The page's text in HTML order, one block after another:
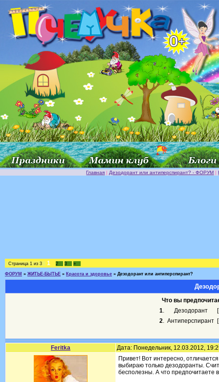
Главная | Дезодорант или антиперспирант? - ФОРУМ |
Страница 1 из 3 1 2 3 »
ФОРУМ » ЖИТЬЕ-БЫТЬЕ » Красота и здоровье » Дезодорант или антиперспирант?
Что вы
1. Дезодорант
2. Антиперспирант
Feritka Дата: Понедельник, 12.03.2012,
Привет! Вот интересно,
выбираю только дезодоранты.
бесполезны. А что предпочитаете